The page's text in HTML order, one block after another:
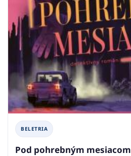
BELETRIA
Pod pohrebným mesiacom